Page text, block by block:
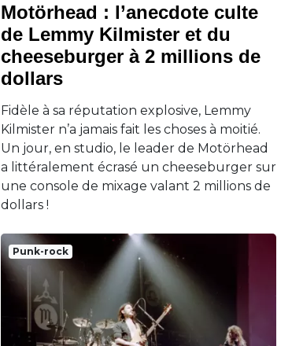
Motörhead : l’anecdote culte
de Lemmy Kilmister et du
cheeseburger à 2 millions de
dollars
Fidèle à sa réputation explosive, Lemmy
Kilmister n’a jamais fait les choses à moitié.
Un jour, en studio, le leader de Motörhead
a littéralement écrasé un cheeseburger sur
une console de mixage valant 2 millions de
dollars !
Punk-rock